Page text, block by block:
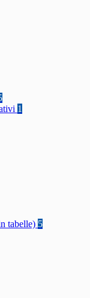
1
tabelle) 5